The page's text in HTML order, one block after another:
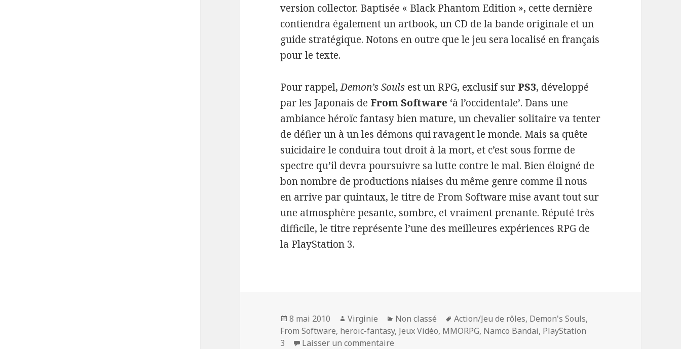
version collector. Baptisée « Black Phantom Edition », cette dernière
contiendra également un artbook, un CD de la bande originale et un
guide stratégique. Notons en outre que le jeu sera localisé en français
pour le texte.
Pour rappel,Demon’s Souls est un RPG, exclusif sur PS3, développé
par les Japonais de From Software ‘à l’occidentale’. Dans une
ambiance héroïc fantasy bien mature, un chevalier solitaire va tenter
de défier un à un les démons qui ravagent le monde. Mais sa quête
suicidaire le conduira tout droit à la mort, et c’est sous forme de
spectre qu’il devra poursuivre sa lutte contre le mal. Bien éloigné de
bon nombre de productions niaises du même genre comme il nous
en arrive par quintaux, le titre de From Software mise avant tout sur
une atmosphère pesante, sombre, et vraiment prenante. Réputé très
difficile, le titre représente l’une des meilleures expériences RPG de
la PlayStation 3.
Publié
le
8 mai 2010 Auteur
Virginie Catégories
Non classé
Mots-
clés
Action/Jeu de rôles, Demon's Souls,
From Software, heroïc-fantasy, Jeux Vidéo, MMORPG, Namco Bandai, PlayStation
3
Laisser un commentaire